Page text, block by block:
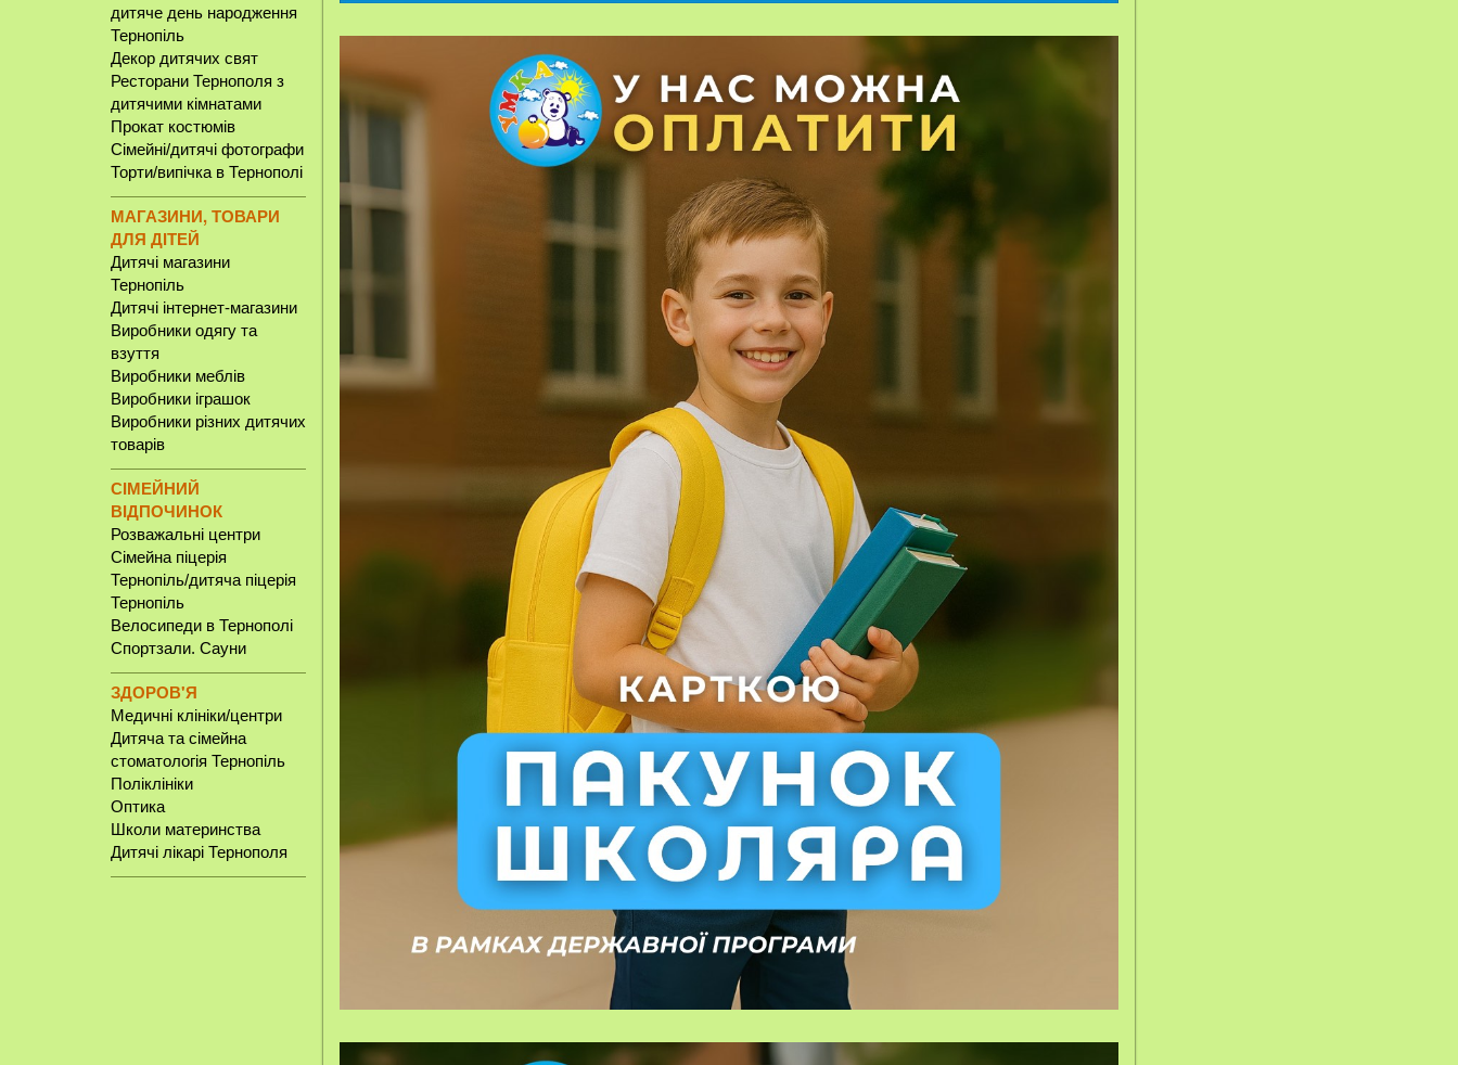
дитяче день народження
Тернопіль
Декор дитячих свят
Ресторани Тернополя з
дитячими кімнатами
Прокат костюмів
Сімейні/дитячі фотографи
Торти/випічка в Тернополі
МАГАЗИНИ, ТОВАРИ
ДЛЯ ДІТЕЙ
Дитячі магазини
Тернопіль
Дитячі інтернет-магазини
Виробники одягу та
взуття
Виробники меблів
Виробники іграшок
Виробники різних дитячих
товарів
СІМЕЙНИЙ
ВІДПОЧИНОК
Розважальні центри
Сімейна піцерія
Тернопіль/дитяча піцерія
Тернопіль
Велосипеди в Тернополі
Спортзали. Сауни
ЗДОРОВ'Я
Медичні клініки/центри
Дитяча та сімейна
стоматологія Тернопіль
Поліклініки
Оптика
Школи материнства
Дитячі лікарі Тернополя